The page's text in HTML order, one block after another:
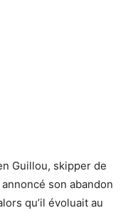
Guillou, skipper de
annoncé son abandon
qu’il évoluait au